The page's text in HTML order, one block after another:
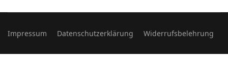
Impressum Datenschutzerklärung Widerrufsbelehrung